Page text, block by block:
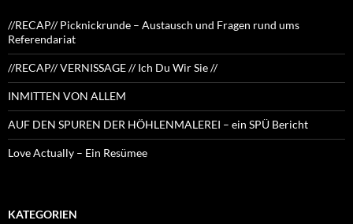
//RECAP// Picknickrunde – Austausch und Fragen rund ums
Referendariat
//RECAP// VERNISSAGE // Ich Du Wir Sie //
INMITTEN VON ALLEM
AUF DEN SPUREN DER HÖHLENMALEREI – ein SPÜ Bericht
Love Actually – Ein Resümee
KATEGORIEN